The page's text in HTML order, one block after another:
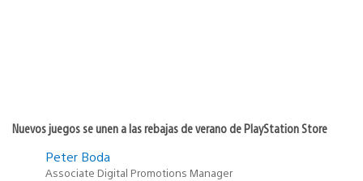
Nuevos juegos se unen a las rebajas de verano de PlayStation Store
Peter Boda
Associate Digital Promotions Manager